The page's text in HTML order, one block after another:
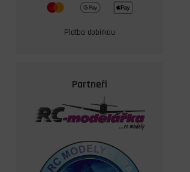
Platba dobírkou
Partneři